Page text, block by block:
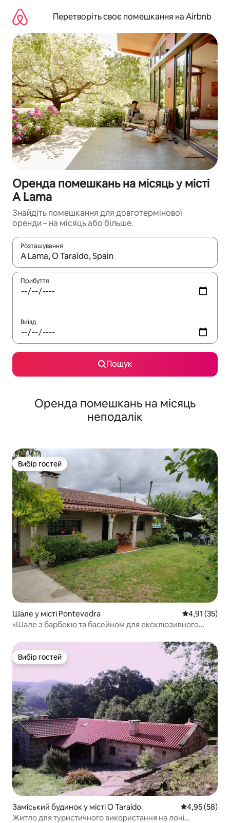
вмісту
Перетворіть своє помешкання на Airbnb
Оренда помешкань на місяць у місті
A Lama
Знайдіть помешкання для довготермінової
оренди – на місяць або більше.
Розташування
Отримавши результати пошуку, використовуйте для
Прибуття
Виїзд
Пошук
Оренда помешкань на місяць
неподалік
Вибір гостей
Вибір гостей
Шале у місті Pontevedra Середня
4,91 (35)
«Шале з барбекю та басейном для ексклюзивного
Вибір гостей
Вибір гостей
Заміський будинок у місті O Taraído Середня
4,95 (58)
Житло для туристичного використання на лоні